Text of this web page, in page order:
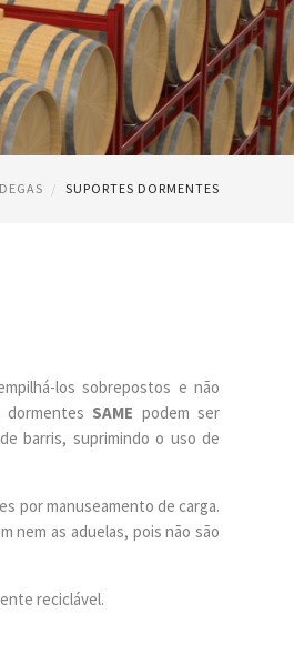
SUPORTES DORMENTES
los sobrepostos e não
SAME podem ser
barris, suprimindo o uso de
por manuseamento de carga.
nem as aduelas, pois não são
reciclável.